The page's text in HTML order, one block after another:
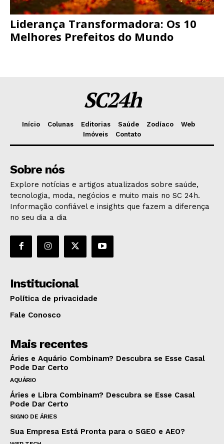
Liderança Transformadora: Os 10
Melhores Prefeitos do Mundo
SC24h
Início Colunas Editorias Saúde Zodíaco
Web
Imóveis
Contato
Sobre nós
Explore notícias e artigos atualizados sobre saúde,
tecnologia, moda, negócios e muito mais no SC 24h.
Informação confiável e insights que fazem a diferença
no seu dia a dia
Institucional
Política de privacidade
Fale Conosco
Mais recentes
Áries e Aquário Combinam? Descubra se Esse Casal
Pode Dar Certo
AQUÁRIO
Áries e Libra Combinam? Descubra se Esse Casal
Pode Dar Certo
SIGNO DE ÁRIES
Sua Empresa Está Pronta para o SGEO e AEO?